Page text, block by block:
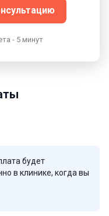
- 5 минут
будет
в клинике, когда вы